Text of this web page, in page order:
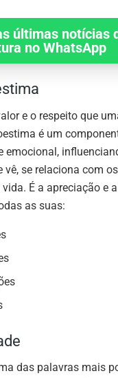
últimas notícias
no WhatsApp
e o respeito que
é um
emocional,
vê, se relaciona com
É a apreciação e
as suas:
das palavras mais